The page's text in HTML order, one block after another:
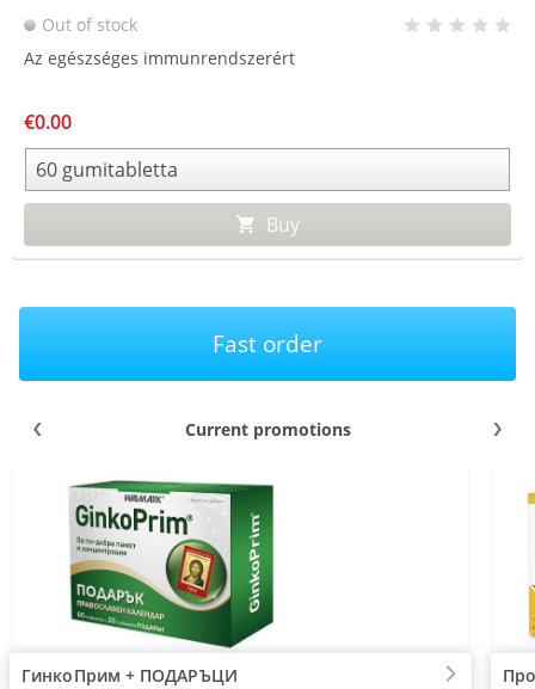
Out of stock
Az egészséges immunrendszerért
€0.00
Buy
Fast order
Current promotions
ГинкоПрим + ПОДАРЪЦИ